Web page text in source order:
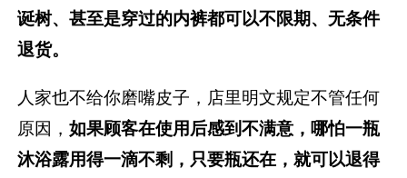
诞树、甚至是穿过的内裤都可以不限期、无条件
退货。
人家也不给你磨嘴皮子，店里明文规定不管任何
原因，如果顾客在使用后感到不满意，哪怕一瓶
沐浴露用得一滴不剩， 只要瓶还在，就可以退得